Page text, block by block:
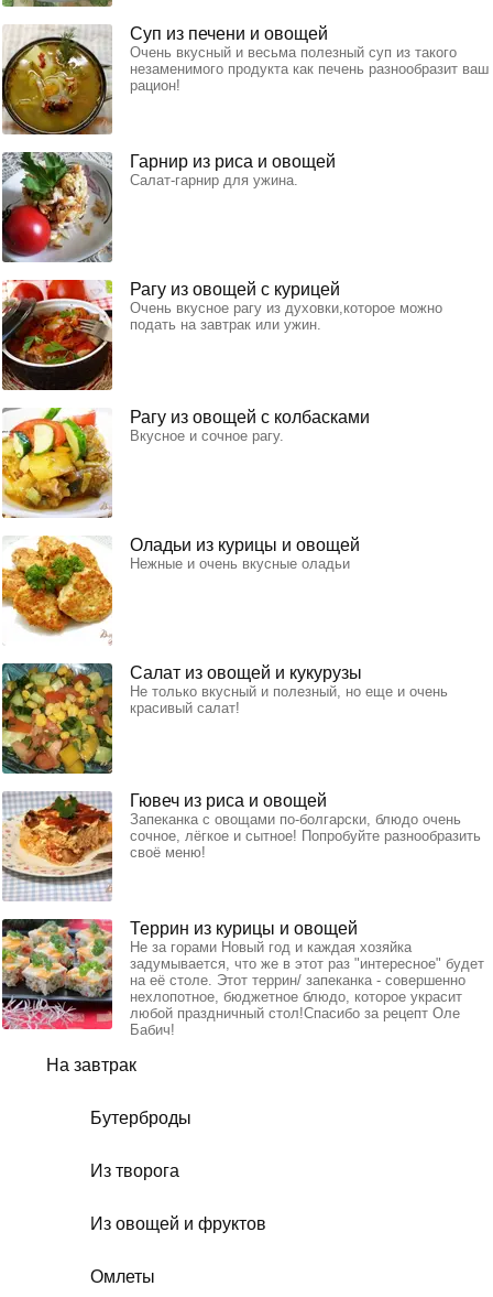
На завтрак
Бутерброды
Из творога
Из овощей и фруктов
Омлеты
Суп из печени и овощей
Очень вкусный и весьма полезный суп из такого
незаменимого продукта как печень разнообразит ваш
рацион!
Гарнир из риса и овощей
Салат-гарнир для ужина.
Рагу из овощей с курицей
Очень вкусное рагу из духовки,которое можно
подать на завтрак или ужин.
Рагу из овощей с колбасками
Вкусное и сочное рагу.
Оладьи из курицы и овощей
Нежные и очень вкусные оладьи
Салат из овощей и кукурузы
Не только вкусный и полезный, но еще и очень
красивый салат!
Гювеч из риса и овощей
Запеканка с овощами по-болгарски, блюдо очень
сочное, лёгкое и сытное! Попробуйте разнообразить
своё меню!
Террин из курицы и овощей
Не за горами Новый год и каждая хозяйка
задумывается, что же в этот раз "интересное" будет
на её столе. Этот террин/ запеканка - совершенно
нехлопотное, бюджетное блюдо, которое украсит
любой праздничный стол!Спасибо за рецепт Оле
Бабич!